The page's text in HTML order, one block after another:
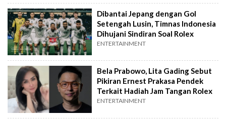
Dibantai Jepang dengan Gol
Setengah Lusin, Timnas Indonesia
Dihujani Sindiran Soal Rolex
ENTERTAINMENT
Bela Prabowo, Lita Gading Sebut
Pikiran Ernest Prakasa Pendek
Terkait Hadiah Jam Tangan Rolex
ENTERTAINMENT